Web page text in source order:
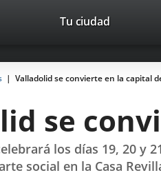
avaTop
Tu ciudad
Valladolid se convierte en la capital
se
los días 19, 20 y
social en la Casa